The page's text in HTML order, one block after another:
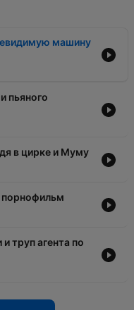
машину
пьяного
в цирке и Муму
порнофильм
труп агента по